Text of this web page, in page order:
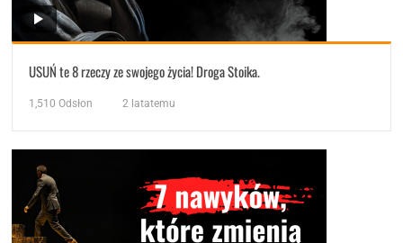
USUŃ te 8 rzeczy ze swojego życia! Droga Stoika.
1,510 Odsłon 2 latatemu